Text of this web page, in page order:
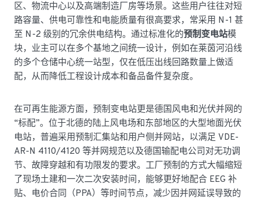
区、物流中心以及高端制造厂房等场景。这些用户往往对短
路容量、供电可靠性和电能质量有很高要求，常采用 N-1 甚
至 N-2 级别的冗余供电结构。通过标准化的预制变电站模
块，业主可以在多个基地之间统一设计，例如在莱茵河沿线
的多个仓储中心统一站型，仅在低压出线回路数量上做适
配，从而降低工程设计成本和备品备件复杂度。
在可再生能源方面，预制变电站更是德国风电和光伏并网的
“标配”。位于北德的陆上风电场和东部地区的大型地面光伏
电站，普遍采用预制汇集站和用户侧并网站，以满足 VDE-
AR-N 4110/4120 等并网规范以及德国输配电公司对无功调
节、故障穿越和有功限发的要求。工厂预制的方式大幅缩短
了现场土建和一次二次安装时间，能够更好地配合 EEG 补
贴、电价合同（PPA）等时间节点，减少因并网延误导致的